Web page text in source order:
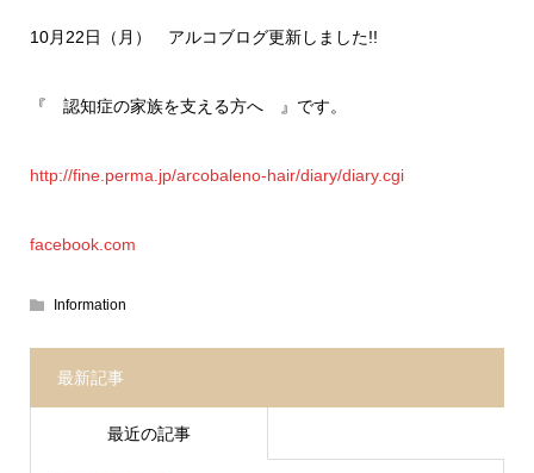
10月22日（月） アルコブログ更新しました!!
『 認知症の家族を支える方へ 』です。
http://fine.perma.jp/arcobaleno-hair/diary/diary.cgi
facebook.com
Information
最新記事
最近の記事